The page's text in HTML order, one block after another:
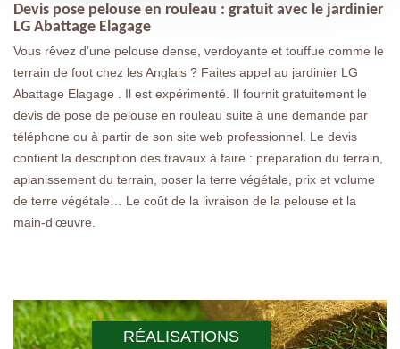
RÉALISATIONS
Devis pose pelouse en rouleau : gratuit avec le jardinier
LG Abattage Elagage
Vous rêvez d’une pelouse dense, verdoyante et touffue comme le
terrain de foot chez les Anglais ? Faites appel au jardinier LG
Abattage Elagage . Il est expérimenté. Il fournit gratuitement le
devis de pose de pelouse en rouleau suite à une demande par
téléphone ou à partir de son site web professionnel. Le devis
contient la description des travaux à faire : préparation du terrain,
aplanissement du terrain, poser la terre végétale, prix et volume
de terre végétale… Le coût de la livraison de la pelouse et la
main-d’œuvre.